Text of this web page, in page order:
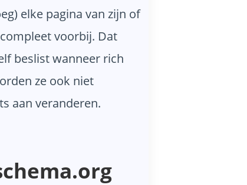
elke pagina van zijn of
voorbij. Dat
beslist wanneer rich
ze ook niet
aan veranderen.